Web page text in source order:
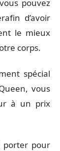
pouvez
d’avoir
le mieux
corps.
spécial
vous
à un prix
porter pour